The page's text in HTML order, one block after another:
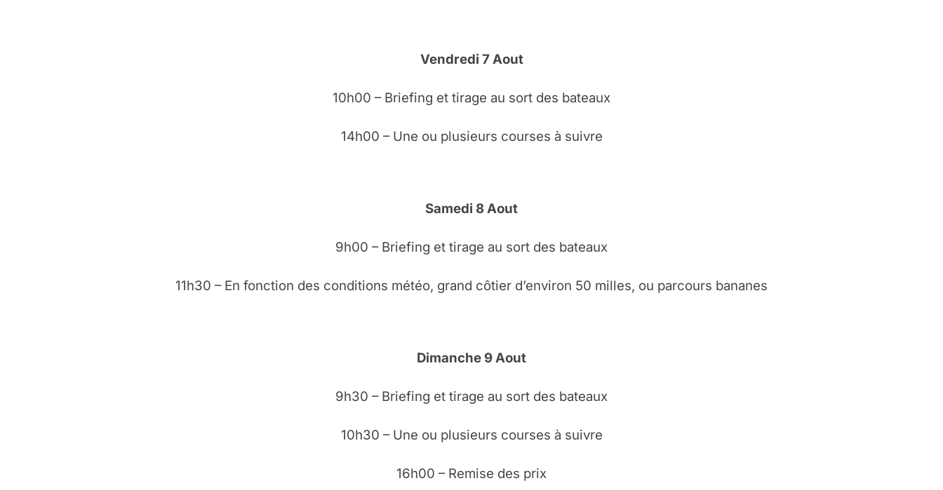
Vendredi 7 Aout
10h00 – Briefing et tirage au sort des bateaux
14h00 – Une ou plusieurs courses à suivre
Samedi 8 Aout
9h00 – Briefing et tirage au sort des bateaux
11h30 – En fonction des conditions météo, grand côtier d’environ 50 milles, ou parcours bananes
Dimanche 9 Aout
9h30 – Briefing et tirage au sort des bateaux
10h30 – Une ou plusieurs courses à suivre
16h00 – Remise des prix